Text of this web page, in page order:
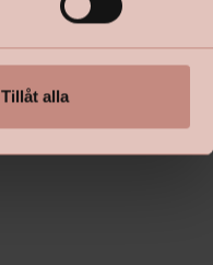
Tillåt alla